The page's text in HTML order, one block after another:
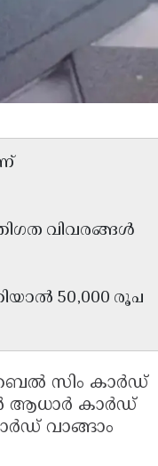
വിവരങ്ങൾ
50,000 രൂപ
സിം കാർഡ്
ആധാർ കാർഡ്
വാങ്ങാം